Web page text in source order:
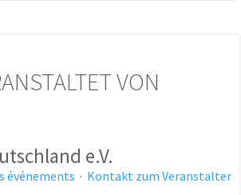
VON
e.V.
événements · Kontakt zum Veranstalter